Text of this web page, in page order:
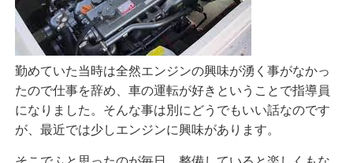
勤めていた当時は全然エンジンの興味が湧く事がなかっ
たので仕事を辞め、車の運転が好きということで指導員
になりました。そんな事は別にどうでもいい話なのです
が、最近では少しエンジンに興味があります。